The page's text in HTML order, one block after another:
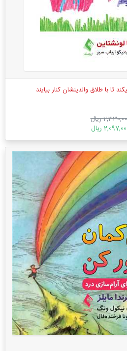
تا با طلاق والدینشان کنار بیایند
ریال
ریال